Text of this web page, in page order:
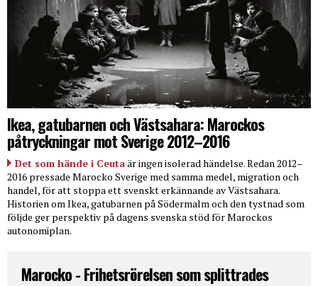
Ikea, gatubarnen och Västsahara: Marockos
påtryckningar mot Sverige 2012–2016
Det som hände i Ceutaär ingen isolerad händelse. Redan 2012–
2016 pressade Marocko Sverige med samma medel, migration och
handel, för att stoppa ett svenskt erkännande av Västsahara.
Historien om Ikea, gatubarnen på Södermalm och den tystnad som
följde ger perspektiv på dagens svenska stöd för Marockos
autonomiplan.
Marocko - Frihetsrörelsen som splittrades